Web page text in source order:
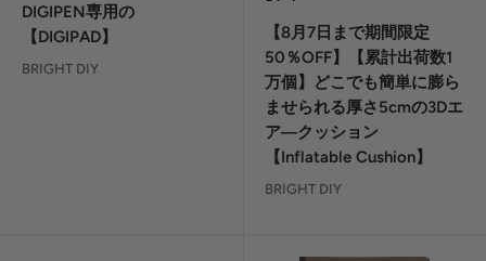
ル
価
DIGIPEN専用の
【DIGIPAD】
BRIGHT DIY
価
格
【8月7日まで期間限定
50％OFF】【累計出荷数1
万個】どこでも簡単に膨ら
ませられる厚さ5cmの3Dエ
ア―クッション
【Inflatable Cushion】
BRIGHT DIY